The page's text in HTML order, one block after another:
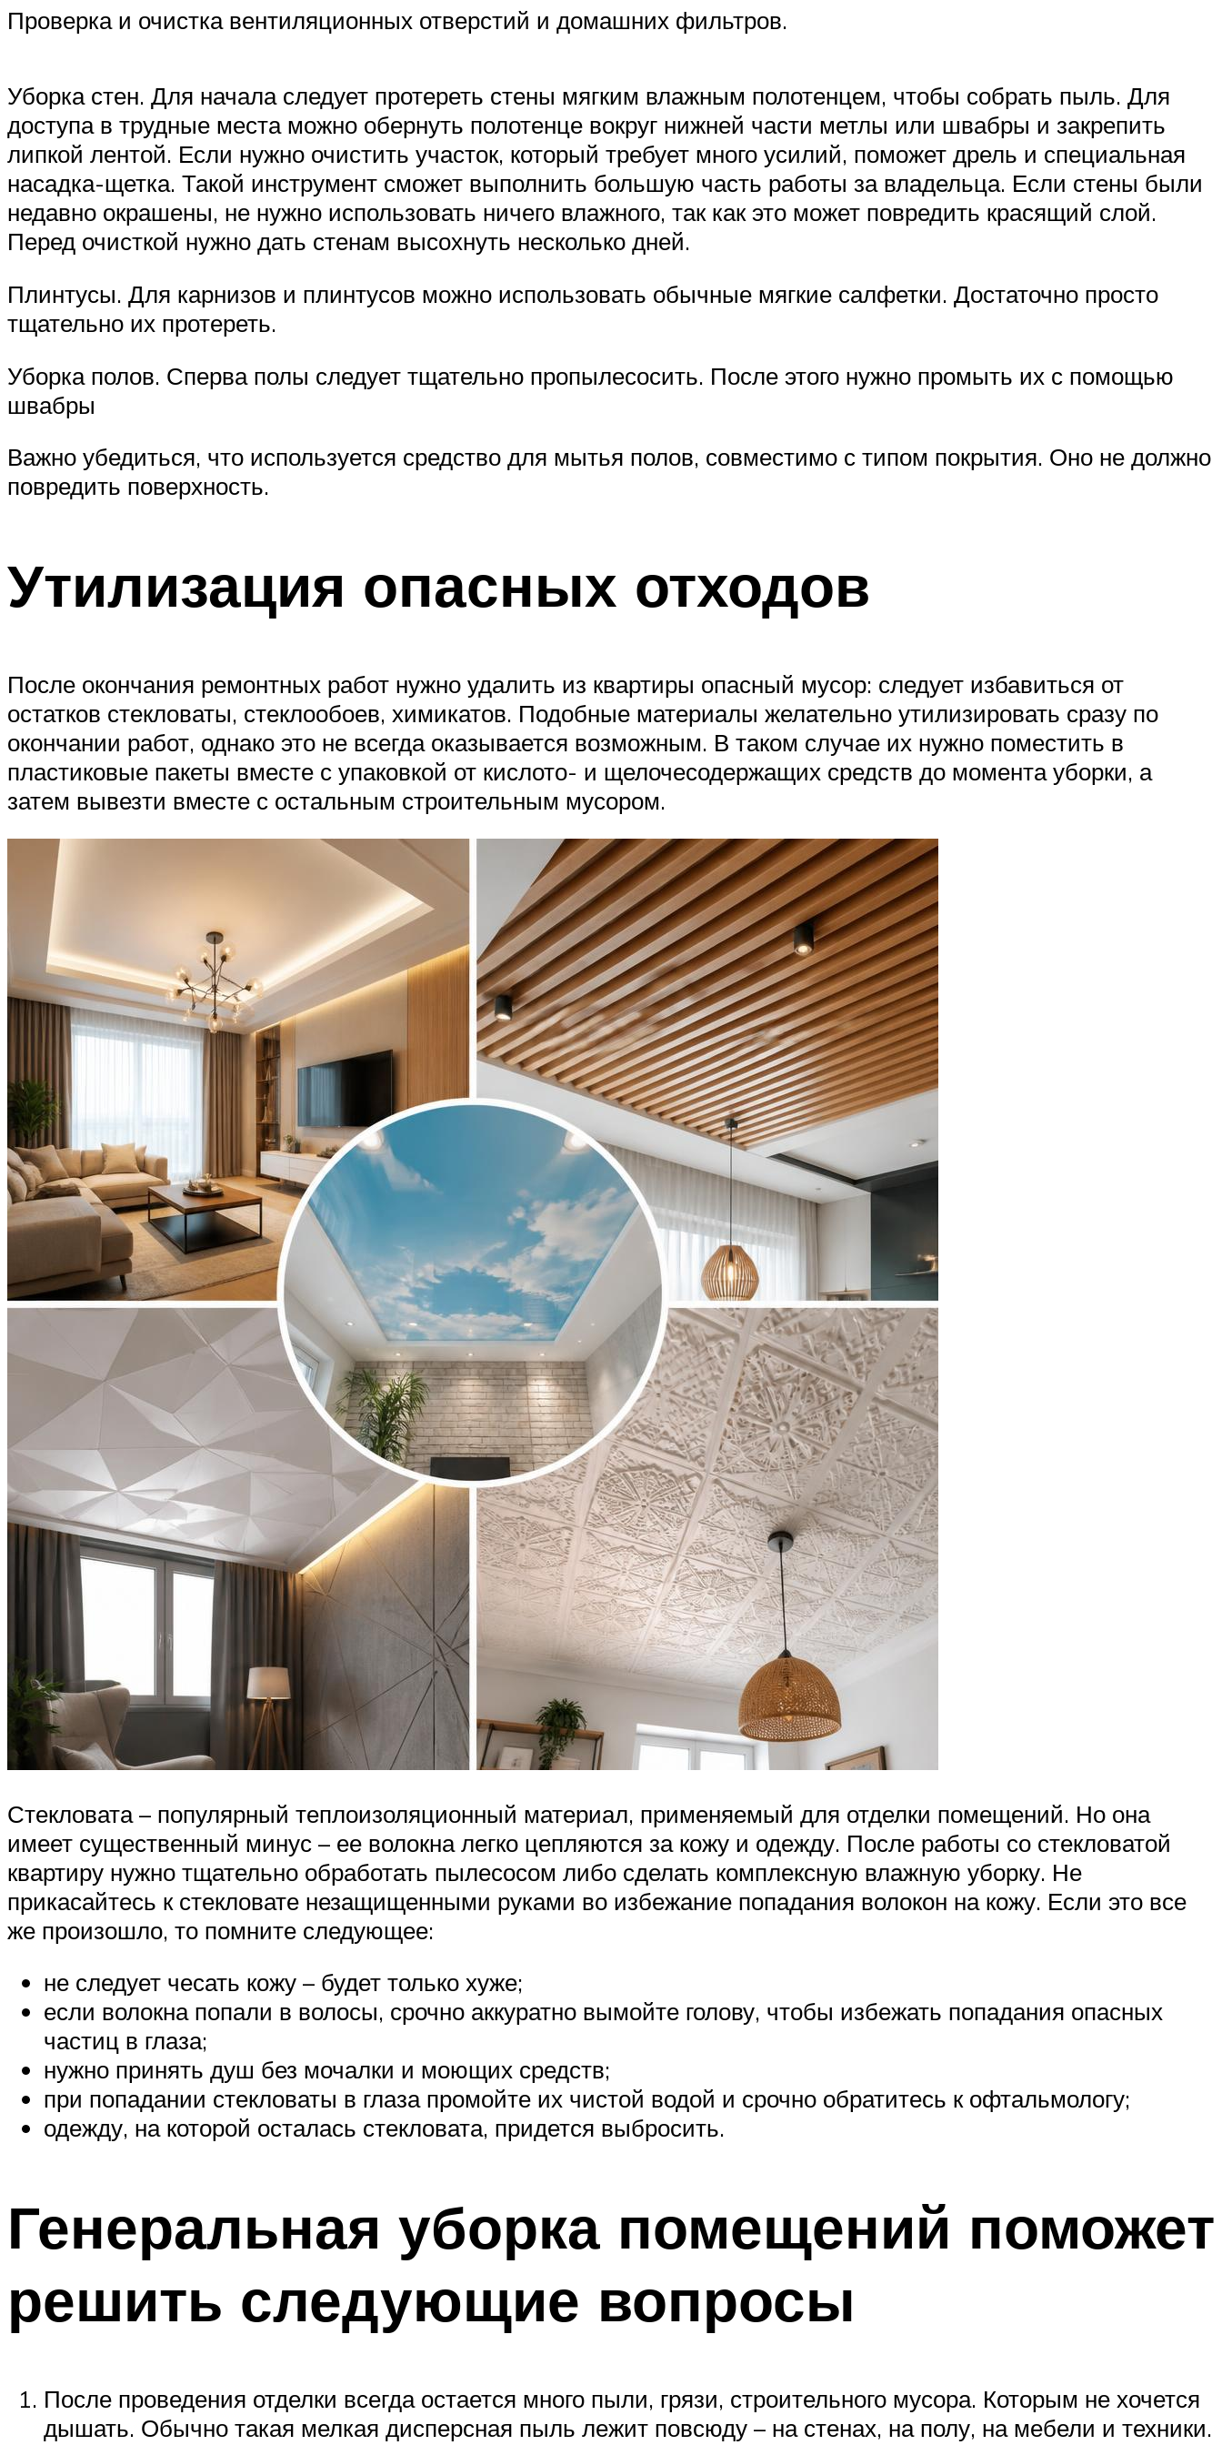
Проверка и очистка вентиляционных отверстий и домашних фильтров.
Уборка стен. Для начала следует протереть стены мягким влажным полотенцем, чтобы собрать пыль. Для
доступа в трудные места можно обернуть полотенце вокруг нижней части метлы или швабры и закрепить
липкой лентой. Если нужно очистить участок, который требует много усилий, поможет дрель и специальная
насадка-щетка. Такой инструмент сможет выполнить большую часть работы за владельца. Если стены были
недавно окрашены, не нужно использовать ничего влажного, так как это может повредить красящий слой.
Перед очисткой нужно дать стенам высохнуть несколько дней.
Плинтусы. Для карнизов и плинтусов можно использовать обычные мягкие салфетки. Достаточно просто
тщательно их протереть.
Уборка полов. Сперва полы следует тщательно пропылесосить. После этого нужно промыть их с помощью
швабры
Важно убедиться, что используется средство для мытья полов, совместимо с типом покрытия. Оно не должно
повредить поверхность.
Утилизация опасных отходов
После окончания ремонтных работ нужно удалить из квартиры опасный мусор: следует избавиться от
остатков стекловаты, стеклообоев, химикатов. Подобные материалы желательно утилизировать сразу по
окончании работ, однако это не всегда оказывается возможным. В таком случае их нужно поместить в
пластиковые пакеты вместе с упаковкой от кислото- и щелочесодержащих средств до момента уборки, а
затем вывезти вместе с остальным строительным мусором.
Стекловата – популярный теплоизоляционный материал, применяемый для отделки помещений. Но она
имеет существенный минус – ее волокна легко цепляются за кожу и одежду. После работы со стекловатой
квартиру нужно тщательно обработать пылесосом либо сделать комплексную влажную уборку. Не
прикасайтесь к стекловате незащищенными руками во избежание попадания волокон на кожу. Если это все
же произошло, то помните следующее:
не следует чесать кожу – будет только хуже;
если волокна попали в волосы, срочно аккуратно вымойте голову, чтобы избежать попадания опасных
частиц в глаза;
нужно принять душ без мочалки и моющих средств;
при попадании стекловаты в глаза промойте их чистой водой и срочно обратитесь к офтальмологу;
одежду, на которой осталась стекловата, придется выбросить.
Генеральная уборка помещений поможет
решить следующие вопросы
После проведения отделки всегда остается много пыли, грязи, строительного мусора. Которым не хочется
дышать. Обычно такая мелкая дисперсная пыль лежит повсюду – на стенах, на полу, на мебели и техники.